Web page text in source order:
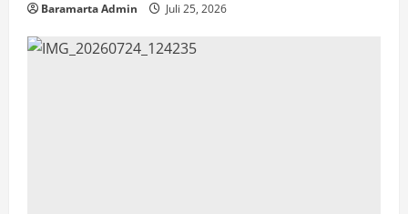
Baramarta Admin Juli 25, 2026